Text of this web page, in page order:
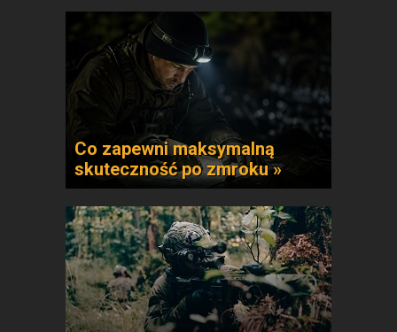
Co zapewni maksymalną
skuteczność po zmroku »